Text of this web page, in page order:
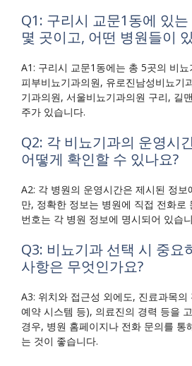
Q1: 구리시 교문1동에 있
몇 곳이고, 어떤 병원들이
A1: 구리시 교문1동에는 총 5곳의 비
피부비뇨기과의원, 유로진남성비뇨기
기과의원, 서울비뇨기과의원 구리, 길
주가 있습니다.
Q2: 각 비뇨기과의 운영시
어떻게 확인할 수 있나요?
A2: 각 병원의 운영시간은 제시된 정보
만, 정확한 정보는 병원에 직접 전화로
번호는 각 병원 정보에 명시되어 있습
Q3: 비뇨기과 선택 시 중요
사항은 무엇인가요?
A3: 위치와 접근성 외에도, 진료과목
예약 시스템 등), 의료진의 경력 등을
경우, 병원 홈페이지나 전화 문의를 통
는 것이 좋습니다.